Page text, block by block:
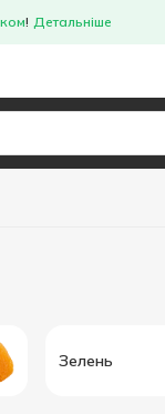
! Детальніше
Зелень